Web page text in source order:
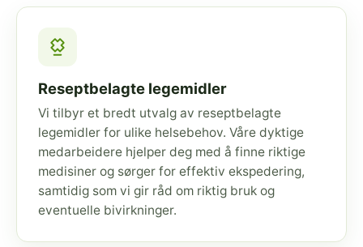
Reseptbelagte legemidler
Vi tilbyr et bredt utvalg av reseptbelagte
legemidler for ulike helsebehov. Våre dyktige
medarbeidere hjelper deg med å finne riktige
medisiner og sørger for effektiv ekspedering,
samtidig som vi gir råd om riktig bruk og
eventuelle bivirkninger.